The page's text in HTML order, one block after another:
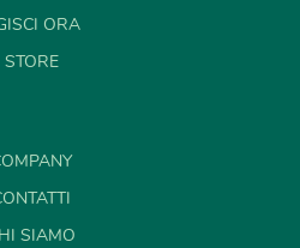
ORA
STORE
SIAMO